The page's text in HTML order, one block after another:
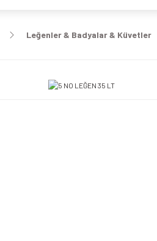
Leğenler & Badyalar & Küvetler